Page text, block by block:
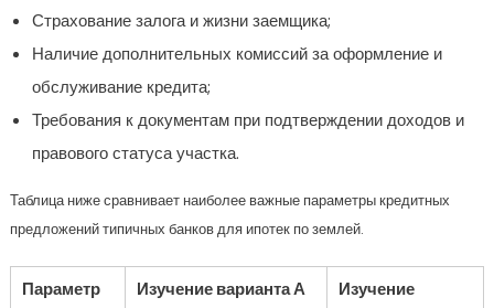
Страхование залога и жизни заемщика;
Наличие дополнительных комиссий за оформление и
обслуживание кредита;
Требования к документам при подтверждении доходов и
правового статуса участка.
Таблица ниже сравнивает наиболее важные параметры кредитных
предложений типичных банков для ипотек по землей.
Параметр Изучение варианта А
Изучение